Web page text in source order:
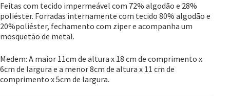
Feitas com tecido impermeável com 72% algodão e 28%
poliéster. Forradas internamente com tecido 80% algodão e
20%poliéster, fechamento com ziper e acompanha um
mosquetão de metal.
Medem: A maior 11cm de altura x 18 cm de comprimento x
6cm de largura e a menor 8cm de altura x 11 cm de
comprimento x 5cm de largura.